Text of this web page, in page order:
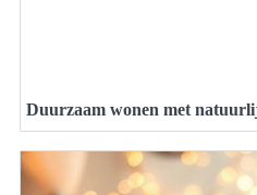
Duurzaam wonen met